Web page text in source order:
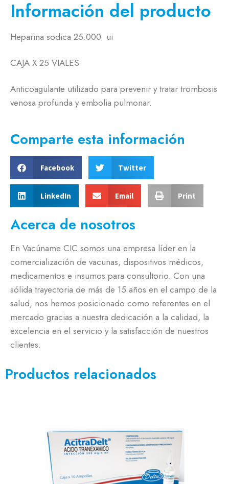
Información del producto
Heparina sodica 25.000 ui
CAJA X 25 VIALES
Anticoagulante utilizado para prevenir y tratar trombosis
venosa profunda y embolia pulmonar.
Comparte esta información
Facebook Twitter
LinkedIn Email Print
Acerca de nosotros
En Vacúname CIC somos una empresa líder en la
comercialización de vacunas, dispositivos médicos,
medicamentos e insumos para consultorio. Con una
sólida trayectoria de más de 15 años en el campo de la
salud, nos hemos posicionado como referentes en el
mercado gracias a nuestra dedicación a la calidad, la
excelencia en el servicio y la satisfacción de nuestros
clientes.
Productos relacionados